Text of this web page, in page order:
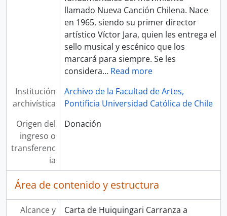
llamado Nueva Canción Chilena. Nace
en 1965, siendo su primer director
artístico Víctor Jara, quien les entrega el
sello musical y escénico que los
marcará para siempre. Se les
considera… Read more
Institución
archivística
Archivo de la Facultad de Artes,
Pontificia Universidad Católica de Chile
Origen del
ingreso o
transferenc
ia
Donación
Área de contenido y estructura
Alcance y
Carta de Huiquingari Carranza a